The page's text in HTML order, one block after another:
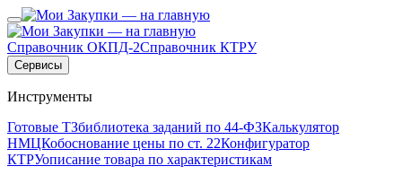
Справочник ОКПД-2Справочник КТРУ
Сервисы
Инструменты
Готовые ТЗбиблиотека заданий по 44-ФЗКалькулятор
НМЦКобоснование цены по ст. 22Конфигуратор
КТРУописание товара по характеристикам